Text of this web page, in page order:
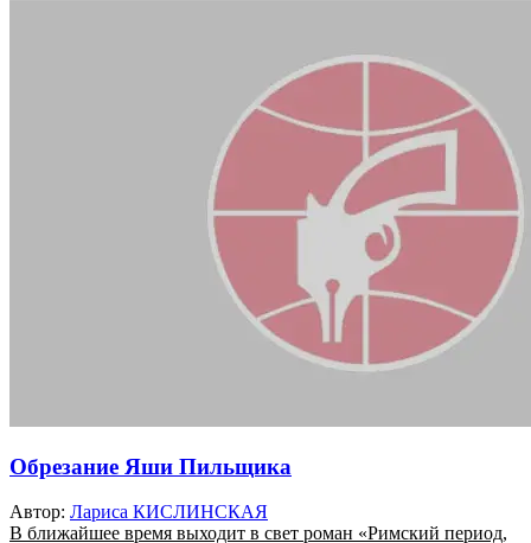
Обрезание Яши Пильщика
Автор: Лариса КИСЛИНСКАЯ
В ближайшее время выходит в свет роман «Римский период,